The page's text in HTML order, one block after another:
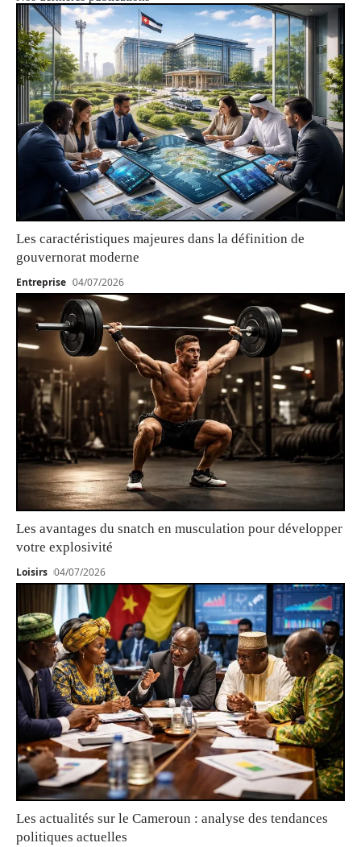
Les caractéristiques majeures dans la définition de
gouvernorat moderne
Entreprise 04/07/2026
Les avantages du snatch en musculation pour développer
votre explosivité
Loisirs 04/07/2026
Les actualités sur le Cameroun : analyse des tendances
politiques actuelles